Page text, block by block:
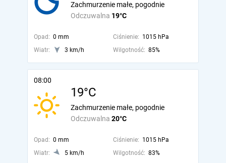
Odczuwalna 19°C
Zachmurzenie małe, pogodnie
Opad: 0 mm Ciśnienie: 1015 hPa
Wiatr:
3 km/h Wilgotność: 85%
08:00
19°C
Odczuwalna 20°C
Zachmurzenie małe, pogodnie
Opad: 0 mm Ciśnienie: 1015 hPa
Wiatr:
5 km/h Wilgotność: 83%